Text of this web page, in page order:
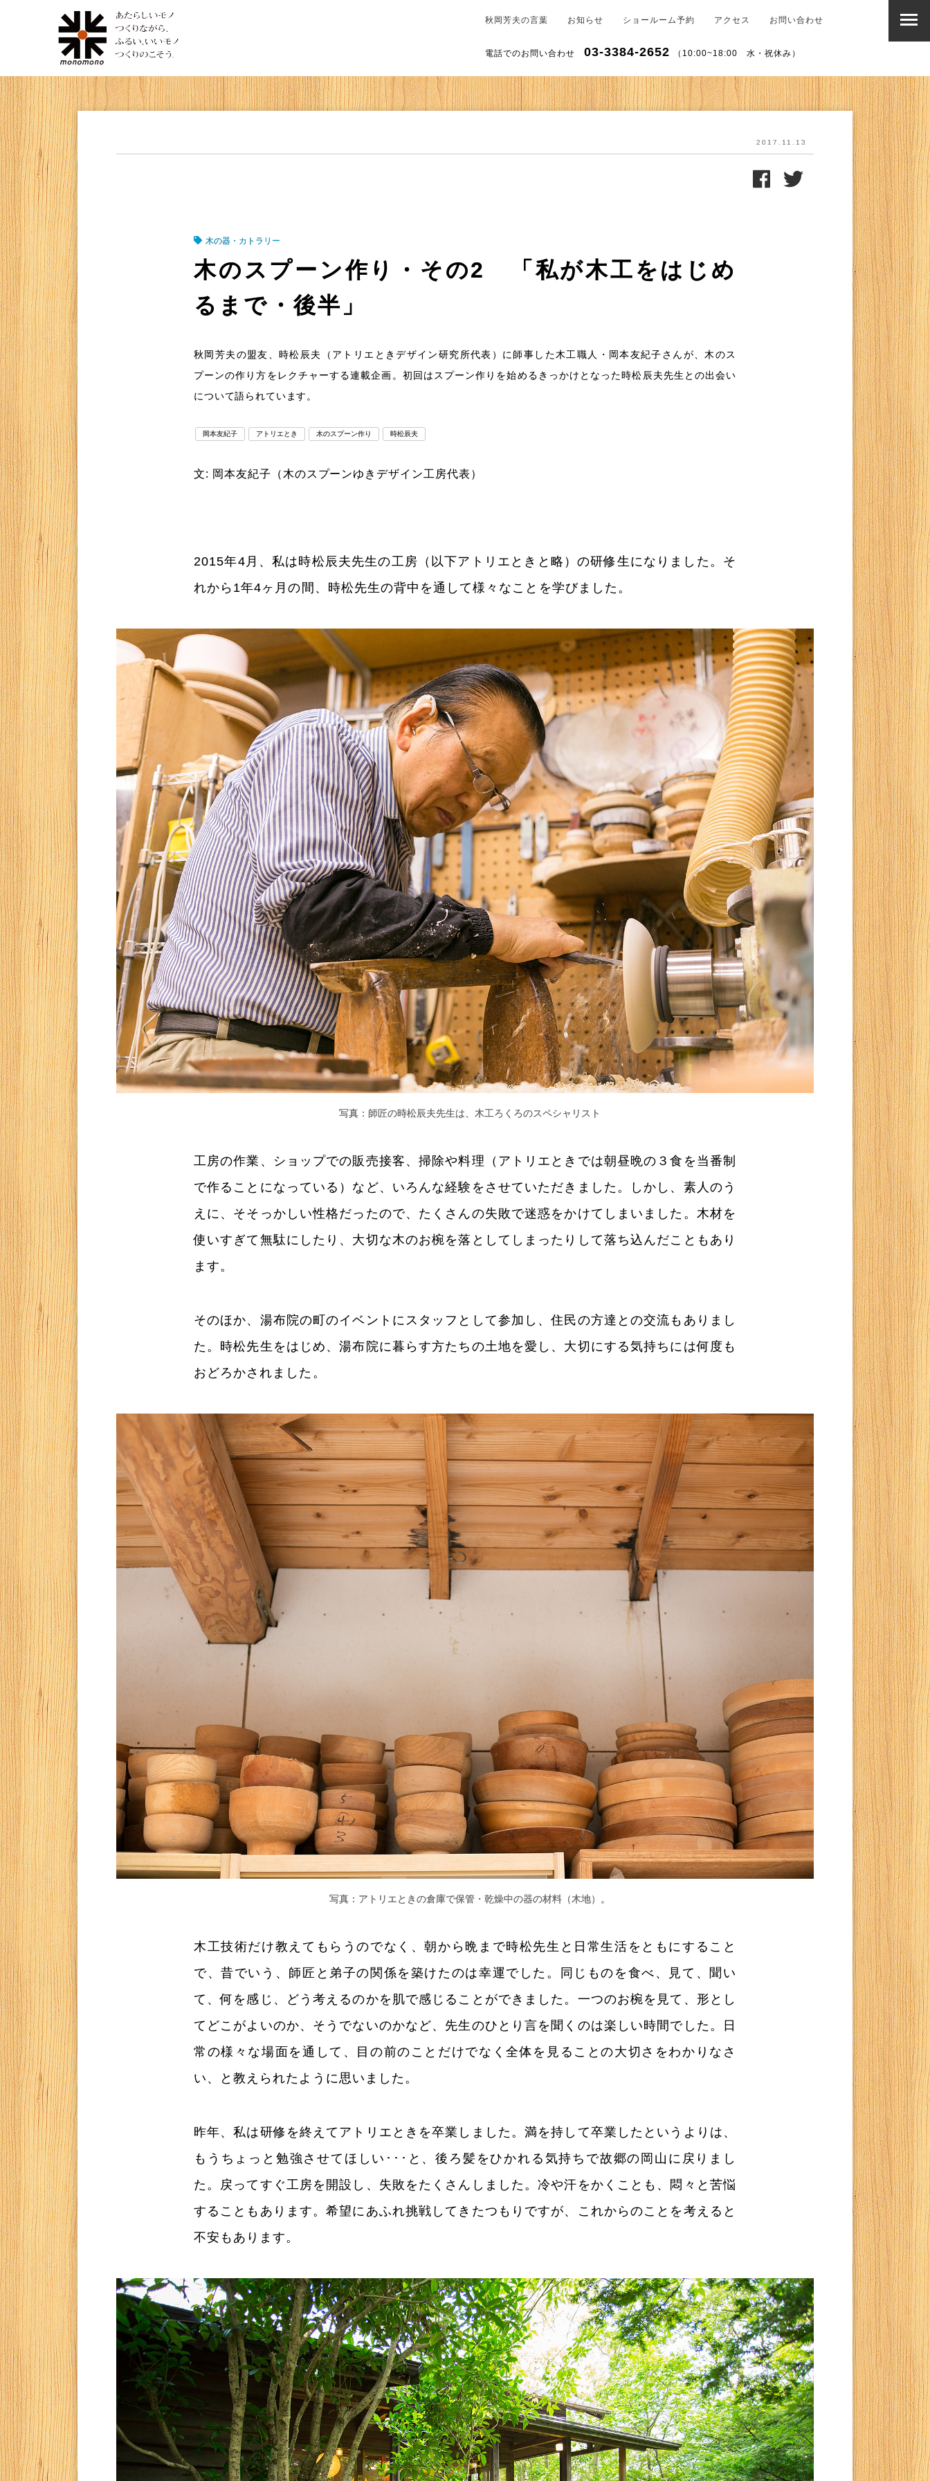
秋岡芳夫の言葉 お知らせ ショールーム予約 アクセス お問い合わせ
電話でのお問い合わせ 03-3384-2652 （10:00~18:00 水・祝休み）
2017.11.13
木の器・カトラリー
木のスプーン作り・その2 「私が木工をはじめ
るまで・後半」
秋岡芳夫の盟友、時松辰夫（アトリエときデザイン研究所代表）に師事した木工職人・岡本友紀子さんが、木のス
プーンの作り方をレクチャーする連載企画。初回はスプーン作りを始めるきっかけとなった時松辰夫先生との出会い
について語られています。
岡本友紀子 アトリエとき 木のスプーン作り 時松辰夫
文: 岡本友紀子（木のスプーンゆきデザイン工房代表）
2015年4月、私は時松辰夫先生の工房（以下アトリエときと略）の研修生になりました。そ
れから1年4ヶ月の間、時松先生の背中を通して様々なことを学びました。
写真：師匠の時松辰夫先生は、木工ろくろのスペシャリスト
工房の作業、ショップでの販売接客、掃除や料理（アトリエときでは朝昼晩の３食を当番制
で作ることになっている）など、いろんな経験をさせていただきました。しかし、素人のう
えに、そそっかしい性格だったので、たくさんの失敗で迷惑をかけてしまいました。木材を
使いすぎて無駄にしたり、大切な木のお椀を落としてしまったりして落ち込んだこともあり
ます。
そのほか、湯布院の町のイベントにスタッフとして参加し、住民の方達との交流もありまし
た。時松先生をはじめ、湯布院に暮らす方たちの土地を愛し、大切にする気持ちには何度も
おどろかされました。
写真：アトリエときの倉庫で保管・乾燥中の器の材料（木地）。
木工技術だけ教えてもらうのでなく、朝から晩まで時松先生と日常生活をともにすること
で、昔でいう、師匠と弟子の関係を築けたのは幸運でした。同じものを食べ、見て、聞い
て、何を感じ、どう考えるのかを肌で感じることができました。一つのお椀を見て、形とし
てどこがよいのか、そうでないのかなど、先生のひとり言を聞くのは楽しい時間でした。日
常の様々な場面を通して、目の前のことだけでなく全体を見ることの大切さをわかりなさ
い、と教えられたように思いました。
昨年、私は研修を終えてアトリエときを卒業しました。満を持して卒業したというよりは、
もうちょっと勉強させてほしい･･･と、後ろ髪をひかれる気持ちで故郷の岡山に戻りまし
た。戻ってすぐ工房を開設し、失敗をたくさんしました。冷や汗をかくことも、悶々と苦悩
することもあります。希望にあふれ挑戦してきたつもりですが、これからのことを考えると
不安もあります。